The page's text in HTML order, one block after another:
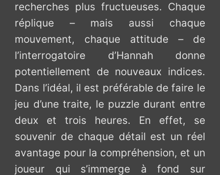
recherches plus fructueuses. Chaque
réplique – mais aussi chaque
mouvement, chaque attitude – de
l’interrogatoire d’Hannah donne
potentiellement de nouveaux indices.
Dans l’idéal, il est préférable de faire le
jeu d’une traite, le puzzle durant entre
deux et trois heures. En effet, se
souvenir de chaque détail est un réel
avantage pour la compréhension, et un
joueur qui s’immerge à fond sur